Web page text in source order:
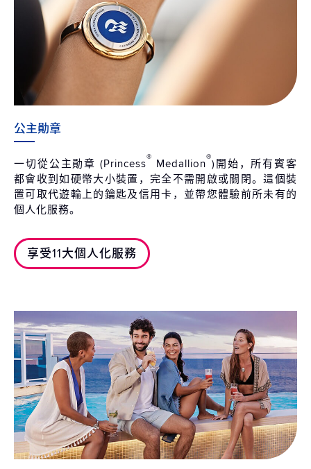
公主勛章
一切從公主勛章 (Princess® Medallion®)開始，所有賓客
都會收到如硬幣大小裝置，完全不需開啟或關閉。這個裝
置可取代遊輪上的鑰匙及信用卡，並帶您體驗前所未有的
個人化服務。
享受11大個人化服務